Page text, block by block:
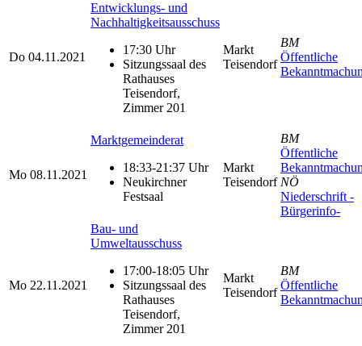
Do 04.11.2021
Entwicklungs- und
Nachhaltigkeitsausschuss
17:30 Uhr
Sitzungssaal des
Rathauses
Teisendorf,
Zimmer 201
Markt
Teisendorf
BM
Öffentliche
Mo 08.11.2021
Marktgemeinderat
18:33-21:37 Uhr
Neukirchner
Festsaal
Markt
Teisendorf
BM
Öffentliche
NÖ
Niederschrift -
Bürgerinfo-
Mo 22.11.2021
Bau- und
Umweltausschuss
17:00-18:05 Uhr
Sitzungssaal des
Rathauses
Teisendorf,
Zimmer 201
Markt
Teisendorf
BM
Öffentliche